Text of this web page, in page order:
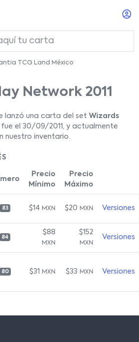
TCG Land México
Network 2011
lanzó una carta del set Wizards
fue el 30/09/2011, y actualmente
nuestro inventario.
Precio
Mínimo
Precio
Máximo
83 $14 MXN $20 MXN Versiones
84
$88
MXN
$152
MXN
Versiones
80 $31 MXN $33 MXN Versiones